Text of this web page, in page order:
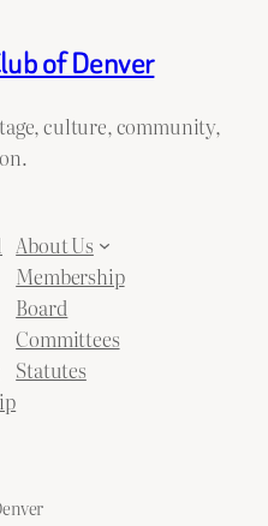
of Denver
culture, community,
About Us
Membership
Board
Committees
Statutes